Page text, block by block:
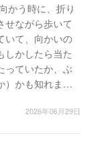
かう時に、折り
せながら歩いて
いて、向かいの
しかしたら当た
っていたか、ぶ
）かも知れませ
2026年06月29日